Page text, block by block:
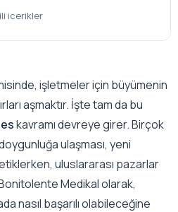
icerikler
işletmeler için büyümenin
aşmaktır. İşte tam da bu
kavramı devreye girer. Birçok
ulaşması, yeni
uluslararası pazarlar
Medikal olarak,
nasıl başarılı olabileceğine